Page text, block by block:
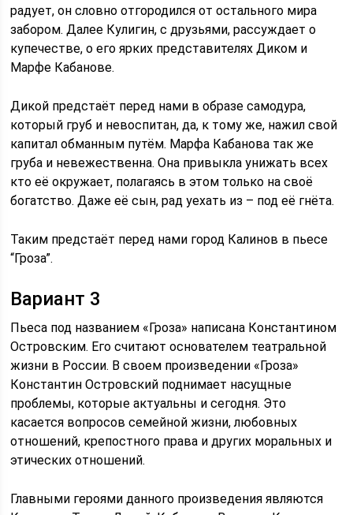
радует, он словно отгородился от остального мира
забором. Далее Кулигин, с друзьями, рассуждает о
купечестве, о его ярких представителях Диком и
Марфе Кабанове.
Дикой предстаёт перед нами в образе самодура,
который груб и невоспитан, да, к тому же, нажил свой
капитал обманным путём. Марфа Кабанова так же
груба и невежественна. Она привыкла унижать всех
кто её окружает, полагаясь в этом только на своё
богатство. Даже её сын, рад уехать из – под её гнёта.
Таким предстаёт перед нами город Калинов в пьесе
“Гроза”.
Вариант 3
Пьеса под названием «Гроза» написана Константином
Островским. Его считают основателем театральной
жизни в России. В своем произведении «Гроза»
Константин Островский поднимает насущные
проблемы, которые актуальны и сегодня. Это
касается вопросов семейной жизни, любовных
отношений, крепостного права и других моральных и
этических отношений.
Главными героями данного произведения являются